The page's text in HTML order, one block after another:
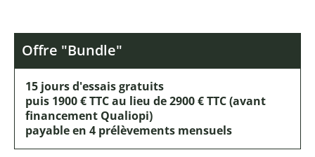
Offre "Bundle"
15 jours d'essais gratuits
puis 1900 € TTC au lieu de 2900 € TTC (avant
financement Qualiopi)
payable en 4 prélèvements mensuels